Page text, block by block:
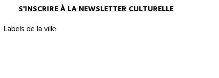
S'INSCRIRE À LA NEWSLETTER CULTURELLE
Labels de la ville